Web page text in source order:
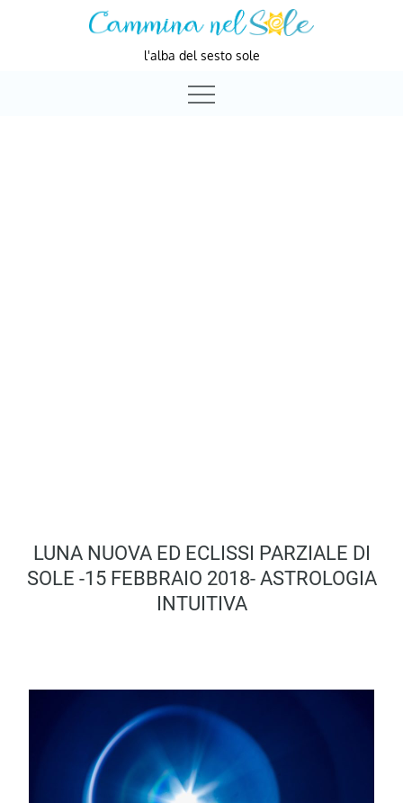
l'alba del sesto sole
LUNA NUOVA ED ECLISSI PARZIALE DI
SOLE -15 FEBBRAIO 2018- ASTROLOGIA
INTUITIVA